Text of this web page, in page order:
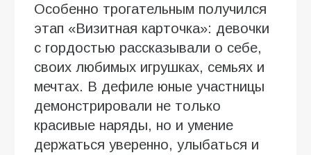
Особенно трогательным получился
этап «Визитная карточка»: девочки
с гордостью рассказывали о себе,
своих любимых игрушках, семьях и
мечтах. В дефиле юные участницы
демонстрировали не только
красивые наряды, но и умение
держаться уверенно, улыбаться и